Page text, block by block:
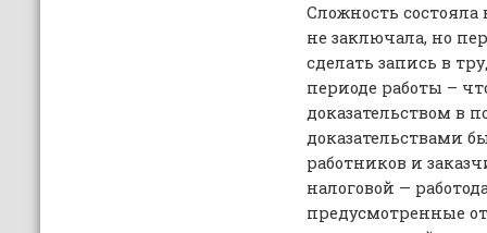
Сложность состояла
не заключала, но
сделать запись в
периоде работы –
доказательством в
доказательствами
работников и
налоговой —
предусмотренные